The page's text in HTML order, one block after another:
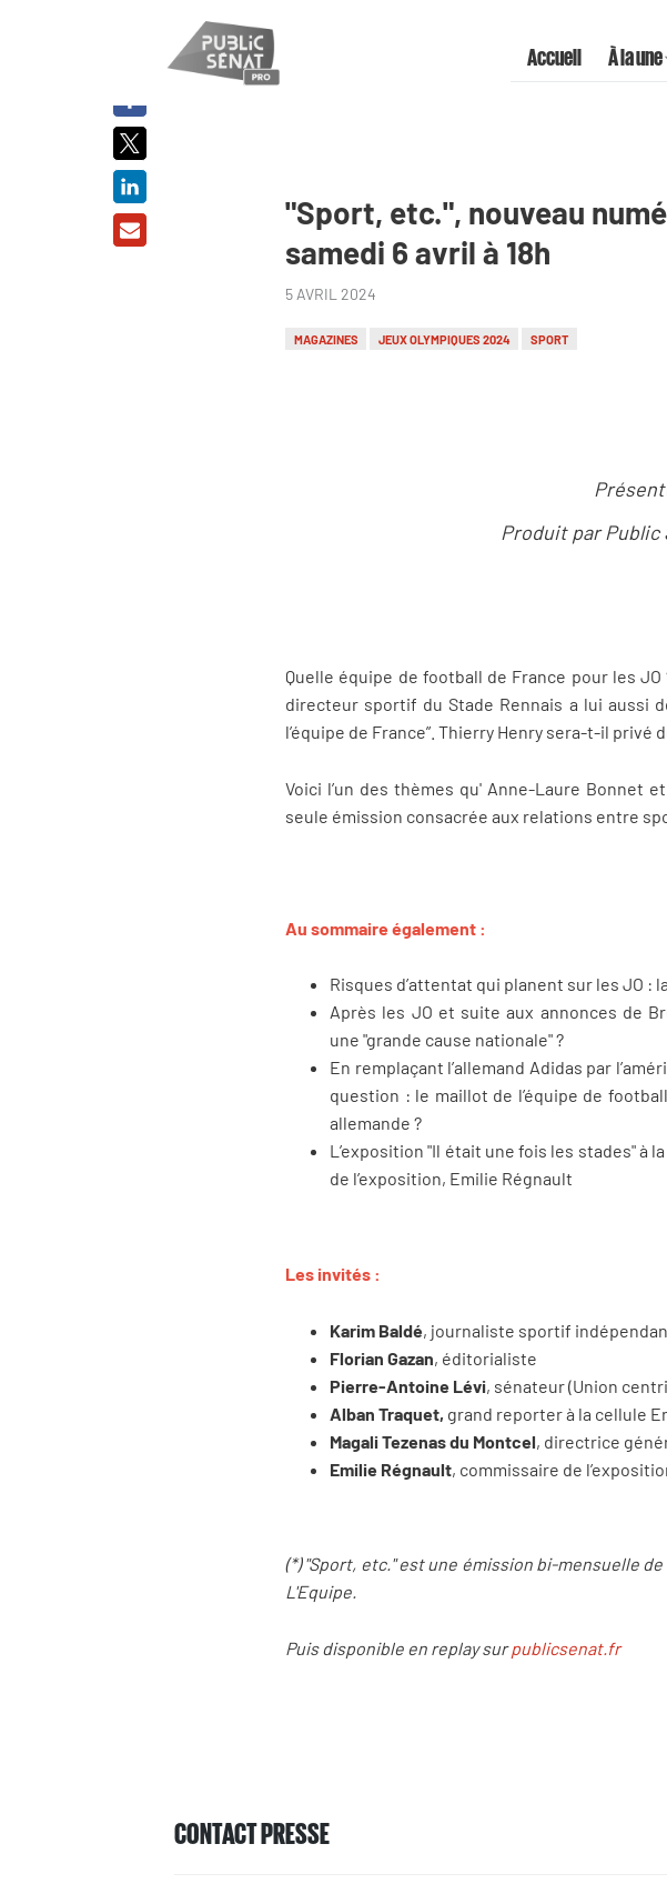
Accueil À la une
"Sport, etc.", nouveau
samedi 6 avril à 18h
5 AVRIL 2024
MAGAZINES JEUX OLYMPIQUES 2024 SPORT
Produit par Public
Quelle équipe de football de France pour les
directeur sportif du Stade Rennais a lui aussi
l’équipe de France”. Thierry Henry sera-t-il privé
Voici l’un des thèmes qu' Anne-Laure Bonnet
seule émission consacrée aux relations entre
Au sommaire également :
Risques d’attentat qui planent sur les JO :
Après les JO et suite aux annonces de
une "grande cause nationale" ?
En remplaçant l’allemand Adidas par
question : le maillot de l’équipe de
allemande ?
L’exposition "Il était une fois les stades" à
de l’exposition, Emilie Régnault
Les invités :
Karim Baldé, journaliste sportif
Florian Gazan, éditorialiste
Pierre-Antoine Lévi, sénateur (Union
Alban Traquet, grand reporter à la cellule
Magali Tezenas du Montcel, directrice
Emilie Régnault, commissaire de
(*) "Sport, etc." est une émission bi-mensuelle de
L'Equipe.
Puis disponible en replay sur publicsenat.fr
CONTACT PRESSE